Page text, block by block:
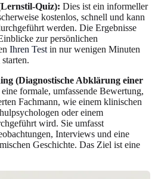
Quiz): Dies ist ein informeller
kostenlos, schnell und kann
werden. Die Ergebnisse
zur persönlichen
Ihren Test in nur wenigen Minuten
(Diagnostische Abklärung einer
formale, umfassende Bewertung,
Fachmann, wie einem klinischen
oder einem
wird. Sie umfasst
Interviews und eine
Geschichte. Das Ziel ist eine